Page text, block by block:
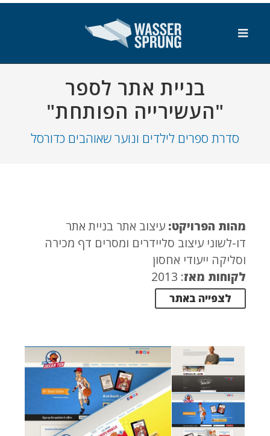
בניית אתר לספר
"העשירייה הפותחת"
סדרת ספרים לילדים ונוער שאוהבים כדורסל
מהות הפרויקט: עיצוב אתר בניית אתר
דו-לשוני עיצוב סליידרים ומסרים דף מכירה
וסליקה ייעודי אחסון
לקוחות מאז: 2013
לצפייה באתר